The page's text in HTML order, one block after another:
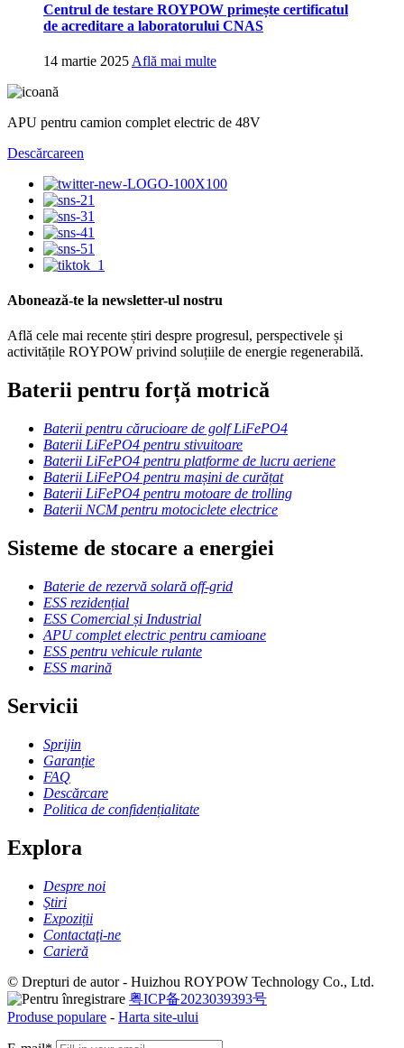
Centrul de testare ROYPOW primește certificatul
de acreditare a laboratorului CNAS
14 martie 2025 Află mai multe
APU pentru camion complet electric de 48V
Descărcareen
Abonează-te la newsletter-ul nostru
Află cele mai recente știri despre progresul, perspectivele și
activitățile ROYPOW privind soluțiile de energie regenerabilă.
Baterii pentru forță motrică
Baterii pentru cărucioare de golf LiFePO4
Baterii LiFePO4 pentru stivuitoare
Baterii LiFePO4 pentru platforme de lucru aeriene
Baterii LiFePO4 pentru mașini de curățat
Baterii LiFePO4 pentru motoare de trolling
Baterii NCM pentru motociclete electrice
Sisteme de stocare a energiei
Baterie de rezervă solară off-grid
ESS rezidențial
ESS Comercial și Industrial
APU complet electric pentru camioane
ESS pentru vehicule rulante
ESS marină
Servicii
Sprijin
Garanție
FAQ
Descărcare
Politica de confidențialitate
Explora
Despre noi
Ştiri
Expoziții
Contactaţi-ne
Carieră
© Drepturi de autor - Huizhou ROYPOW Technology Co., Ltd.
粤ICP备2023039393号
Produse populare - Harta site-ului